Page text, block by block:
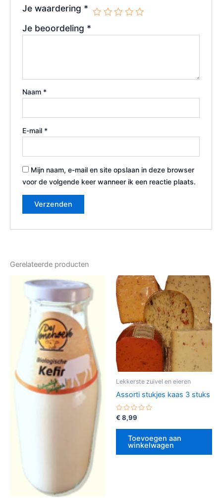
Je waardering *
Je beoordeling *
Naam *
E-mail *
Mijn naam, e-mail en site opslaan in deze browser
voor de volgende keer wanneer ik een reactie plaats.
Gerelateerde producten
Lekkerste zuivel en eieren
Assorti stukjes kaas 3 stuks
Gewaardeerd
uit
€ 8,99
Toevoegen aan
winkelwagen